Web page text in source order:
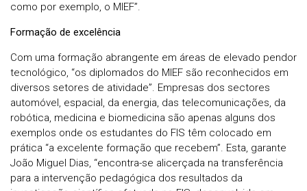
como por exemplo, o MIEF”.
Formação de excelência
Com uma formação abrangente em áreas de elevado pendor
tecnológico, “os diplomados do MIEF são reconhecidos em
diversos setores de atividade”. Empresas dos sectores
automóvel, espacial, da energia, das telecomunicações, da
robótica, medicina e biomedicina são apenas alguns dos
exemplos onde os estudantes do FIS têm colocado em
prática “a excelente formação que recebem”. Esta, garante
João Miguel Dias, “encontra-se alicerçada na transferência
para a intervenção pedagógica dos resultados da